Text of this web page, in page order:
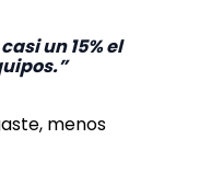
un 15% el
menos